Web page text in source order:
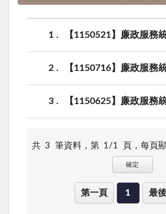
1 【1150521】廉政服務
2 【1150716】廉政服務
3 【1150625】廉政服務
共 3 筆資料，第 1/1 頁， 每頁
確定
第一頁 1 最